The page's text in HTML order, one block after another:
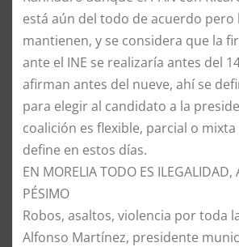
está aún del todo de acuerdo pero
mantienen, y se considera que la
ante el INE se realizaría antes del
afirman antes del nueve, ahí se
para elegir al candidato a la
coalición es flexible, parcial o
define en estos días.
​EN MORELIA TODO ES ILEGALIDAD,
PÉSIMO
​Robos, asaltos, violencia por toda
Alfonso Martínez, presidente